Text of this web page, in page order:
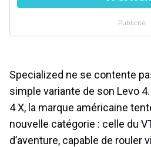
Specialized ne se contente
simple variante de son Levo
4 X, la marque américaine
nouvelle catégorie : celle du
d’aventure, capable de rouler